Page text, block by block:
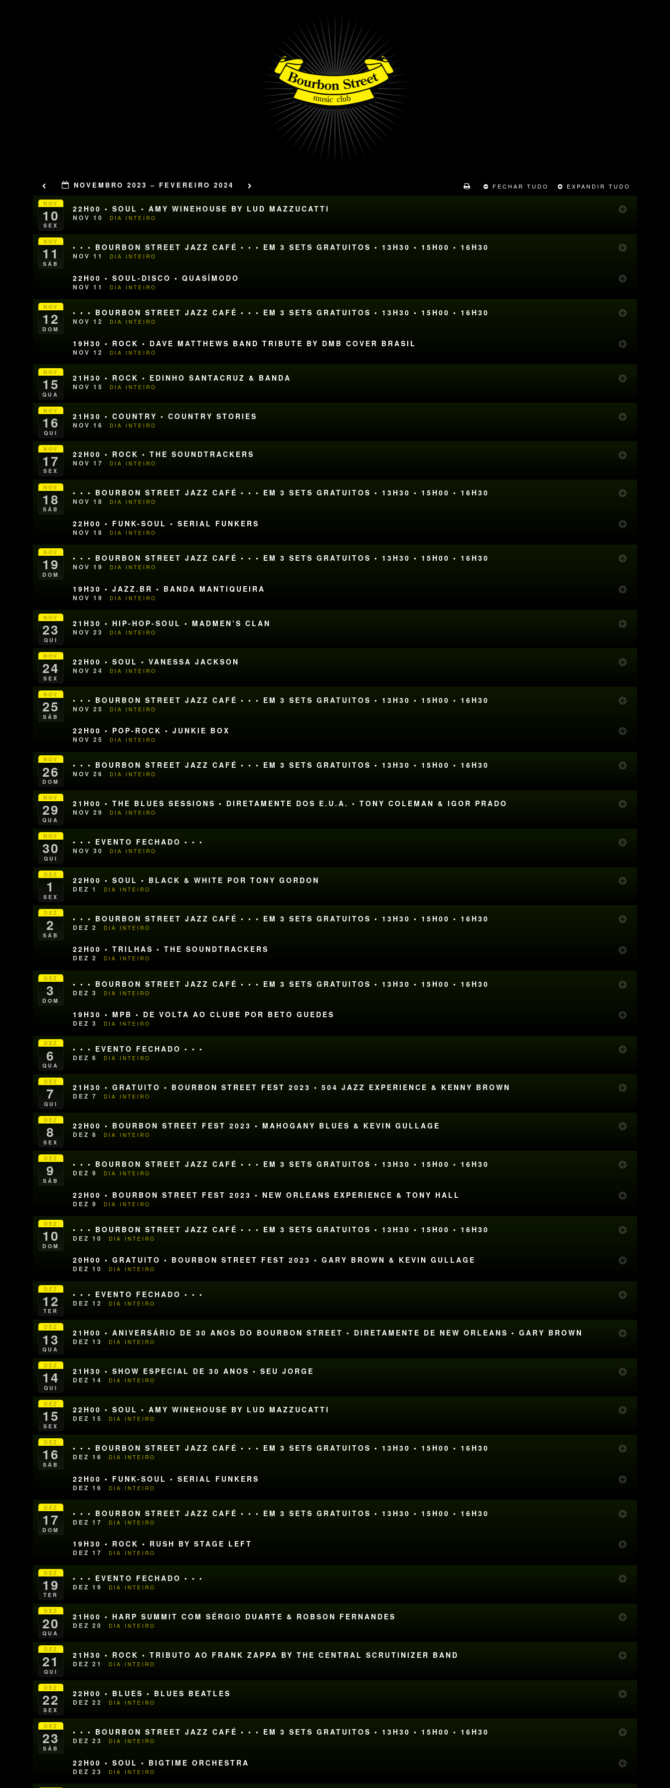
NOVEMBRO 2023 – FEVEREIRO 2024 FECHAR TUDO EXPANDIR TUDO
NOV
10
SEX
22H00 • SOUL • AMY WINEHOUSE BY LUD MAZZUCATTI
NOV 10 DIA INTEIRO
NOV
11
SÁB
• • • BOURBON STREET JAZZ CAFÉ • • • EM 3 SETS GRATUITOS • 13H30 • 15H00 • 16H30
NOV 11 DIA INTEIRO
22H00 • SOUL-DISCO • QUASÍMODO
NOV 11 DIA INTEIRO
NOV
12
DOM
• • • BOURBON STREET JAZZ CAFÉ • • • EM 3 SETS GRATUITOS • 13H30 • 15H00 • 16H30
NOV 12 DIA INTEIRO
19H30 • ROCK • DAVE MATTHEWS BAND TRIBUTE BY DMB COVER BRASIL
NOV 12 DIA INTEIRO
NOV
15
QUA
21H30 • ROCK • EDINHO SANTACRUZ & BANDA
NOV 15 DIA INTEIRO
NOV
16
QUI
21H30 • COUNTRY • COUNTRY STORIES
NOV 16 DIA INTEIRO
NOV
17
SEX
22H00 • ROCK • THE SOUNDTRACKERS
NOV 17 DIA INTEIRO
NOV
18
SÁB
• • • BOURBON STREET JAZZ CAFÉ • • • EM 3 SETS GRATUITOS • 13H30 • 15H00 • 16H30
NOV 18 DIA INTEIRO
22H00 • FUNK-SOUL • SERIAL FUNKERS
NOV 18 DIA INTEIRO
NOV
19
DOM
• • • BOURBON STREET JAZZ CAFÉ • • • EM 3 SETS GRATUITOS • 13H30 • 15H00 • 16H30
NOV 19 DIA INTEIRO
19H30 • JAZZ.BR • BANDA MANTIQUEIRA
NOV 19 DIA INTEIRO
NOV
23
QUI
21H30 • HIP-HOP-SOUL • MADMEN’S CLAN
NOV 23 DIA INTEIRO
NOV
24
SEX
22H00 • SOUL • VANESSA JACKSON
NOV 24 DIA INTEIRO
NOV
25
SÁB
• • • BOURBON STREET JAZZ CAFÉ • • • EM 3 SETS GRATUITOS • 13H30 • 15H00 • 16H30
NOV 25 DIA INTEIRO
22H00 • POP-ROCK • JUNKIE BOX
NOV 25 DIA INTEIRO
NOV
26
DOM
• • • BOURBON STREET JAZZ CAFÉ • • • EM 3 SETS GRATUITOS • 13H30 • 15H00 • 16H30
NOV 26 DIA INTEIRO
NOV
29
QUA
21H00 • THE BLUES SESSIONS • DIRETAMENTE DOS E.U.A. • TONY COLEMAN & IGOR PRADO
NOV 29 DIA INTEIRO
NOV
30
QUI
• • • EVENTO FECHADO • • •
NOV 30 DIA INTEIRO
DEZ
1
SEX
22H00 • SOUL • BLACK & WHITE POR TONY GORDON
DEZ 1 DIA INTEIRO
DEZ
2
SÁB
• • • BOURBON STREET JAZZ CAFÉ • • • EM 3 SETS GRATUITOS • 13H30 • 15H00 • 16H30
DEZ 2 DIA INTEIRO
22H00 • TRILHAS • THE SOUNDTRACKERS
DEZ 2 DIA INTEIRO
DEZ
3
DOM
• • • BOURBON STREET JAZZ CAFÉ • • • EM 3 SETS GRATUITOS • 13H30 • 15H00 • 16H30
DEZ 3 DIA INTEIRO
19H30 • MPB • DE VOLTA AO CLUBE POR BETO GUEDES
DEZ 3 DIA INTEIRO
DEZ
6
QUA
• • • EVENTO FECHADO • • •
DEZ 6 DIA INTEIRO
DEZ
7
QUI
21H30 • GRATUITO • BOURBON STREET FEST 2023 • 504 JAZZ EXPERIENCE & KENNY BROWN
DEZ 7 DIA INTEIRO
DEZ
8
SEX
22H00 • BOURBON STREET FEST 2023 • MAHOGANY BLUES & KEVIN GULLAGE
DEZ 8 DIA INTEIRO
DEZ
9
SÁB
• • • BOURBON STREET JAZZ CAFÉ • • • EM 3 SETS GRATUITOS • 13H30 • 15H00 • 16H30
DEZ 9 DIA INTEIRO
22H00 • BOURBON STREET FEST 2023 • NEW ORLEANS EXPERIENCE & TONY HALL
DEZ 9 DIA INTEIRO
DEZ
10
DOM
• • • BOURBON STREET JAZZ CAFÉ • • • EM 3 SETS GRATUITOS • 13H30 • 15H00 • 16H30
DEZ 10 DIA INTEIRO
20H00 • GRATUITO • BOURBON STREET FEST 2023 • GARY BROWN & KEVIN GULLAGE
DEZ 10 DIA INTEIRO
DEZ
12
TER
• • • EVENTO FECHADO • • •
DEZ 12 DIA INTEIRO
DEZ
13
QUA
21H00 • ANIVERSÁRIO DE 30 ANOS DO BOURBON STREET • DIRETAMENTE DE NEW ORLEANS • GARY BROWN
DEZ 13 DIA INTEIRO
DEZ
14
QUI
21H30 • SHOW ESPECIAL DE 30 ANOS • SEU JORGE
DEZ 14 DIA INTEIRO
DEZ
15
SEX
22H00 • SOUL • AMY WINEHOUSE BY LUD MAZZUCATTI
DEZ 15 DIA INTEIRO
DEZ
16
SÁB
• • • BOURBON STREET JAZZ CAFÉ • • • EM 3 SETS GRATUITOS • 13H30 • 15H00 • 16H30
DEZ 16 DIA INTEIRO
22H00 • FUNK-SOUL • SERIAL FUNKERS
DEZ 16 DIA INTEIRO
DEZ
17
DOM
• • • BOURBON STREET JAZZ CAFÉ • • • EM 3 SETS GRATUITOS • 13H30 • 15H00 • 16H30
DEZ 17 DIA INTEIRO
19H30 • ROCK • RUSH BY STAGE LEFT
DEZ 17 DIA INTEIRO
DEZ
19
TER
• • • EVENTO FECHADO • • •
DEZ 19 DIA INTEIRO
DEZ
20
QUA
21H00 • HARP SUMMIT COM SÉRGIO DUARTE & ROBSON FERNANDES
DEZ 20 DIA INTEIRO
DEZ
21
QUI
21H30 • ROCK • TRIBUTO AO FRANK ZAPPA BY THE CENTRAL SCRUTINIZER BAND
DEZ 21 DIA INTEIRO
DEZ
22
SEX
22H00 • BLUES • BLUES BEATLES
DEZ 22 DIA INTEIRO
DEZ
23
SÁB
• • • BOURBON STREET JAZZ CAFÉ • • • EM 3 SETS GRATUITOS • 13H30 • 15H00 • 16H30
DEZ 23 DIA INTEIRO
22H00 • SOUL • BIGTIME ORCHESTRA
DEZ 23 DIA INTEIRO